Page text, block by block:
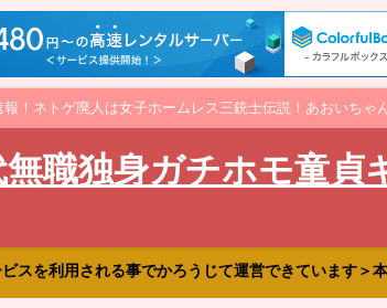
！ネトゲ廃人は女子ホームレス三銃士伝説！あおいちゃ
職独身ガチホモ童貞
スを利用される事でかろうじて運営できています＞